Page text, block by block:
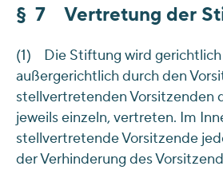
§ 7 Vertretung der
(1) Die Stiftung wird
außergerichtlich durch den
stellvertretenden Vorsitzenden
jeweils einzeln, vertreten. Im
stellvertretende Vorsitzende
der Verhinderung des